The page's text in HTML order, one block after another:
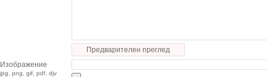
Предварителен преглед
Изображение
jpg, png, gif, pdf, djv